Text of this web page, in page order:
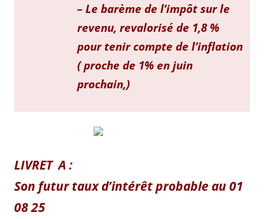
– Le barème de l’impôt sur le
revenu, revalorisé de 1,8 %
pour tenir compte de l’inflation
( proche de 1% en juin
prochain,)
LIVRET A :
Son futur taux d’intérêt probable au 01
08 25